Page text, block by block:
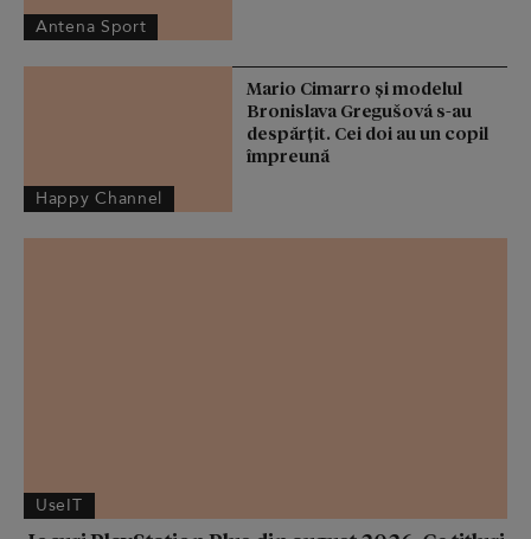
Antena Sport
Happy Channel
Mario Cimarro și modelul
Bronislava Gregušová s-au
despărțit. Cei doi au un copil
împreună
UseIT